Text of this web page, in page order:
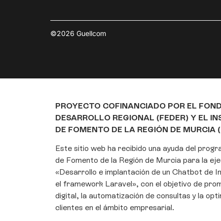
©2026 Guellcom
PROYECTO COFINANCIADO POR EL
DESARROLLO REGIONAL (FEDER) Y EL
DE FOMENTO DE LA REGIÓN DE MURCIA
Este sitio web ha recibido una ayuda del
de Fomento de la Región de Murcia para la
«Desarrollo e implantación de un Chatbot de
el framework Laravel», con el objetivo de
digital, la automatización de consultas y la
clientes en el ámbito empresarial.